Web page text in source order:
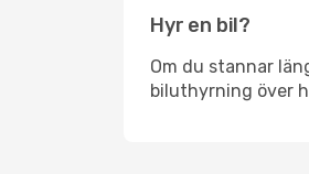
Hyr en bil?
Om du stannar
biluthyrning över